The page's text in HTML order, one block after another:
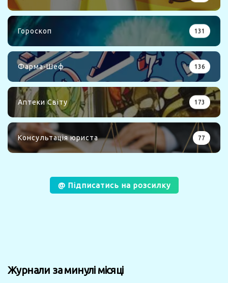
Гороскоп 131
Фарма-Шеф 136
Аптеки Світу 173
Консультація юриста 77
@ Підписатись на розсилку
Журнали за минулі місяці